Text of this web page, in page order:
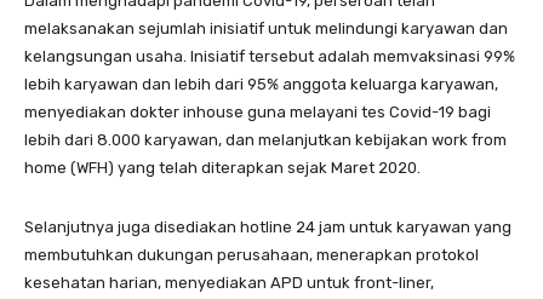
melaksanakan sejumlah inisiatif untuk melindungi karyawan dan
kelangsungan usaha. Inisiatif tersebut adalah memvaksinasi 99%
lebih karyawan dan lebih dari 95% anggota keluarga karyawan,
menyediakan dokter inhouse guna melayani tes Covid-19 bagi
lebih dari 8.000 karyawan, dan melanjutkan kebijakan work from
home (WFH) yang telah diterapkan sejak Maret 2020.
Selanjutnya juga disediakan hotline 24 jam untuk karyawan yang
membutuhkan dukungan perusahaan, menerapkan protokol
kesehatan harian, menyediakan APD untuk front-liner,